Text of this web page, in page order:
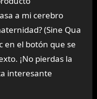
a mi cerebro
(Sine Qua
en el botón que se
¡No pierdas la
interesante